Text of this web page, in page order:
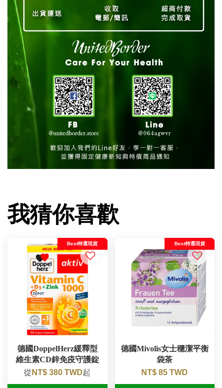
我猜你喜歡
Best特選現貨
德國DoppelHerz緩釋型
維生素CD鋅免疫守護錠
從 NT$ 380 TWD起
Best特選現貨
德國Mivolis女士穩潔平衡
袋茶
NT$ 85 TWD